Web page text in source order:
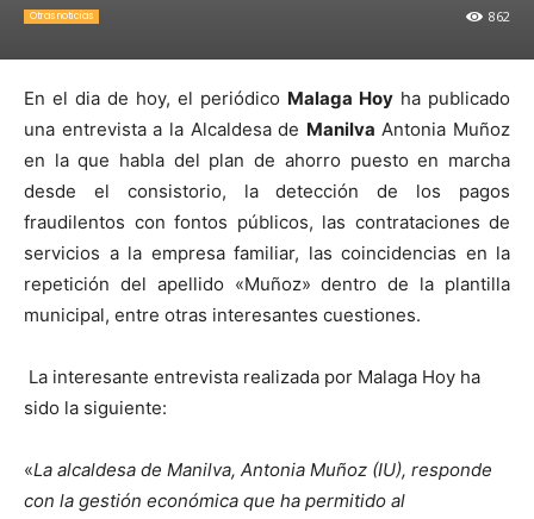
862
Otras noticias
En el dia de hoy, el periódico Malaga Hoy ha publicado
una entrevista a la Alcaldesa de Manilva Antonia Muñoz
en la que habla del plan de ahorro puesto en marcha
desde el consistorio, la detección de los pagos
fraudilentos con fontos públicos, las contrataciones de
servicios a la empresa familiar, las coincidencias en la
repetición del apellido «Muñoz» dentro de la plantilla
municipal, entre otras interesantes cuestiones.
La interesante entrevista realizada por Malaga Hoy ha
sido la siguiente:
«La alcaldesa de Manilva, Antonia Muñoz (IU), responde
con la gestión económica que ha permitido al